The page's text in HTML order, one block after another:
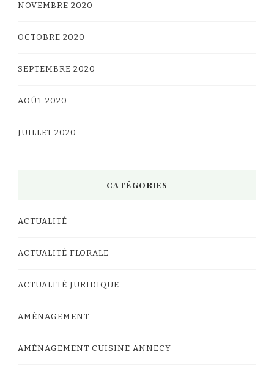
NOVEMBRE 2020
OCTOBRE 2020
SEPTEMBRE 2020
AOÛT 2020
JUILLET 2020
CATÉGORIES
ACTUALITÉ
ACTUALITÉ FLORALE
ACTUALITÉ JURIDIQUE
AMÉNAGEMENT
AMÉNAGEMENT CUISINE ANNECY